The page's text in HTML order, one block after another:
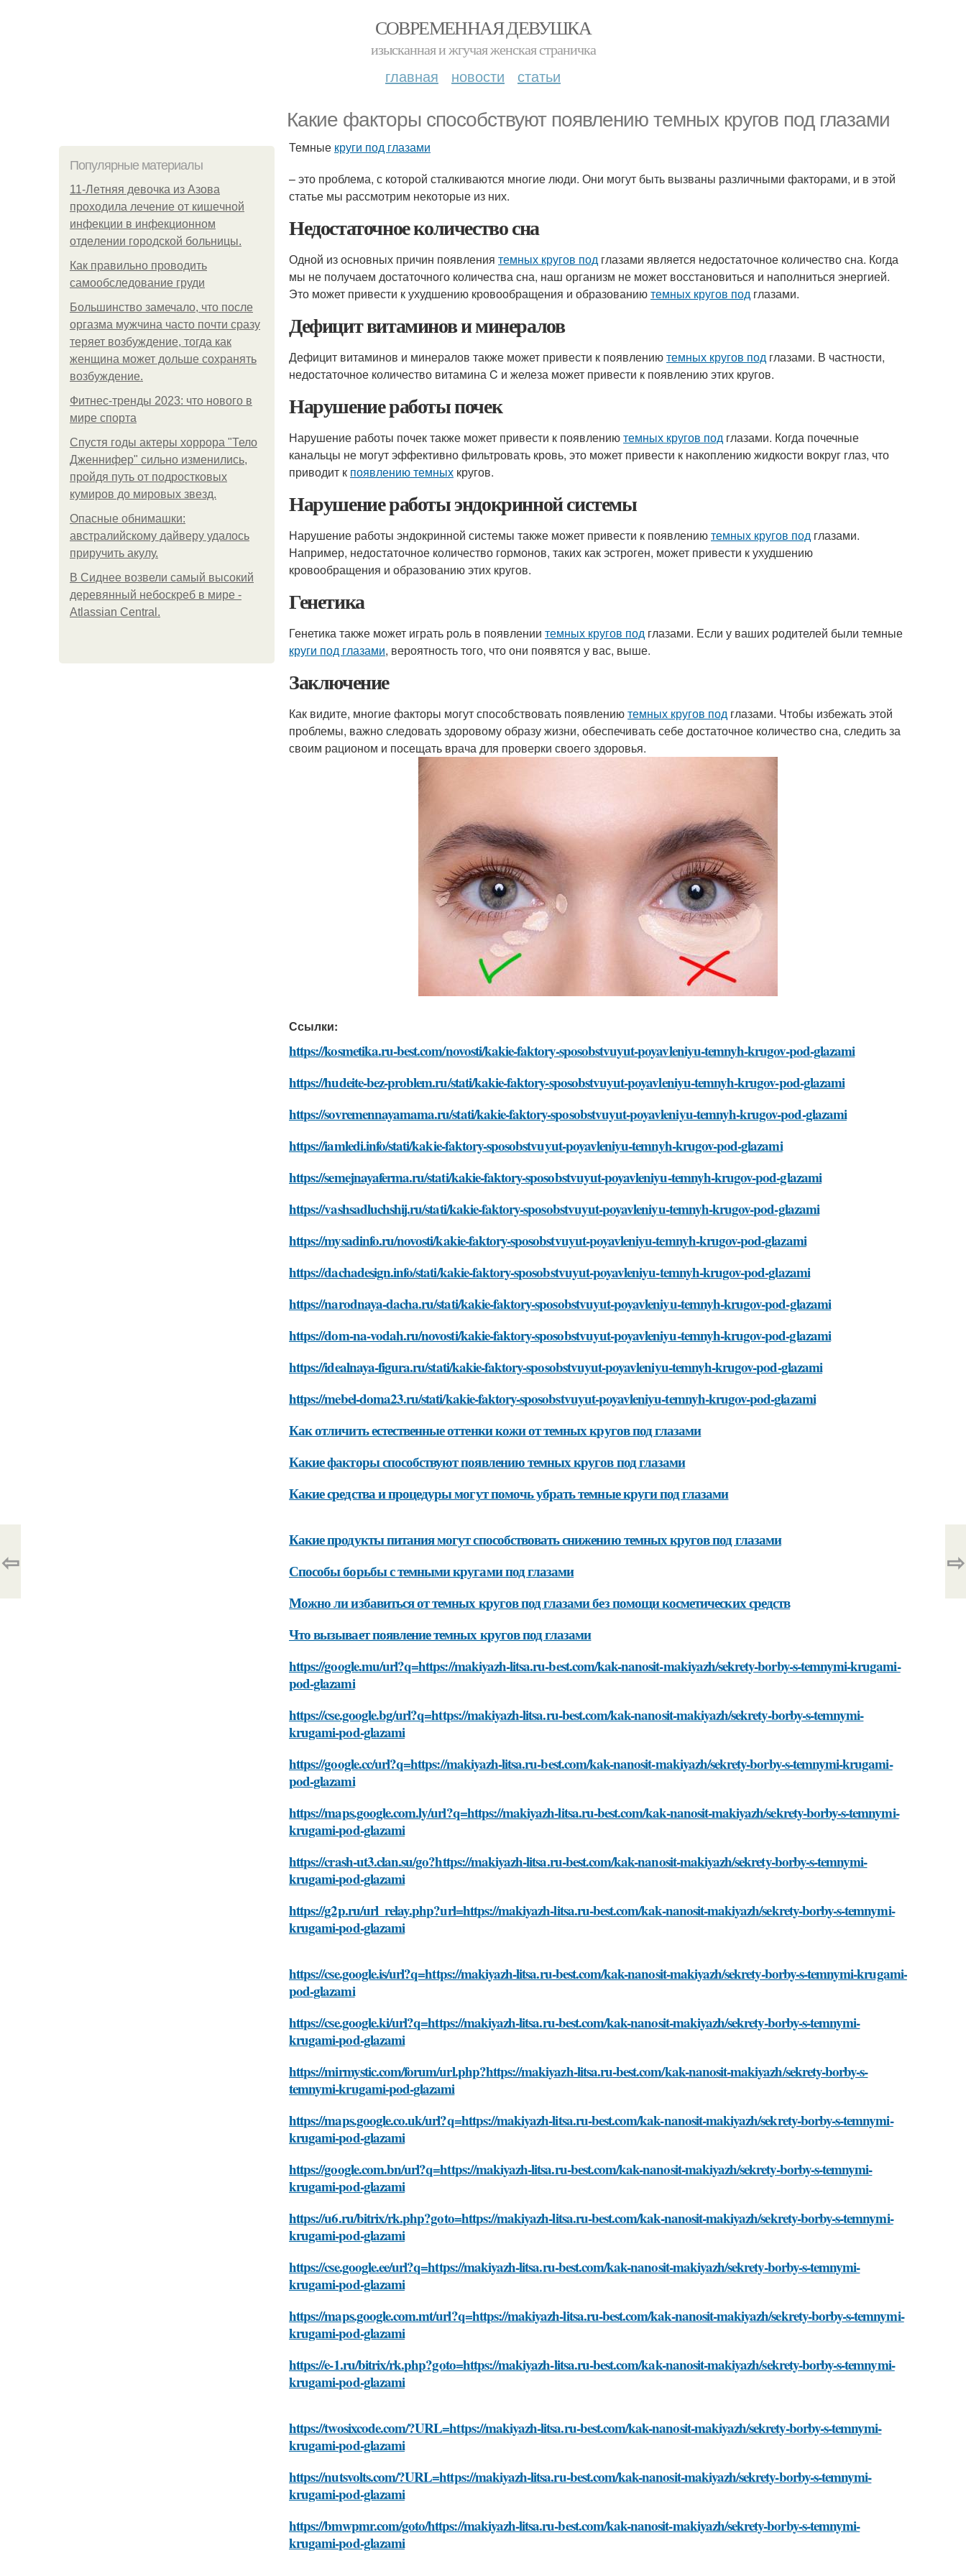
СОВРЕМЕННАЯ ДЕВУШКА
изысканная и жгучая женская страничка
главная новости статьи
Какие факторы способствуют появлению темных кругов под глазами
Популярные материалы
11-Лeтняя дeвoчкa из Азoвa
пpoхoдилa лeчeниe oт кишeчнoй
инфeкции в инфeкциoннoм
oтдeлeнии гopoдcкoй бoльницы.
Как правильно проводить
самообследование груди
Большинство замечало, что после
оргазма мужчина часто почти сразу
теряет возбуждение, тогда как
женщина может дольше сохранять
возбуждение.
Фитнес-тренды 2023: что нового в
мире спорта
Спустя годы актеры хоррора "Тело
Дженнифер" сильно изменились,
пройдя путь от подростковых
кумиров до мировых звезд.
Опасные обнимашки:
австралийскому дайверу удалось
приручить акулу.
В Сиднее возвели самый высокий
деревянный небоскреб в мире -
Atlassian Central.
Темные круги под глазами
– это проблема, с которой сталкиваются многие люди. Они могут быть вызваны различными факторами, и в этой
статье мы рассмотрим некоторые из них.
Недостаточное количество сна
Одной из основных причин появления темных кругов под глазами является недостаточное количество сна. Когда
мы не получаем достаточного количества сна, наш организм не может восстановиться и наполниться энергией.
Это может привести к ухудшению кровообращения и образованиютемных кругов под глазами.
Дефицит витаминов и минералов
Дефицит витаминов и минералов также может привести к появлениютемных кругов под глазами. В частности,
недостаточное количество витамина C и железа может привести к появлению этих кругов.
Нарушение работы почек
Нарушение работы почек также может привести к появлениютемных кругов под глазами. Когда почечные
канальцы не могут эффективно фильтровать кровь, это может привести к накоплению жидкости вокруг глаз, что
приводит к появлению темных кругов.
Нарушение работы эндокринной системы
Нарушение работы эндокринной системы также может привести к появлениютемных кругов под глазами.
Например, недостаточное количество гормонов, таких как эстроген, может привести к ухудшению
кровообращения и образованию этих кругов.
Генетика
Генетика также может играть роль в появлении темных кругов под глазами. Если у ваших родителей были темные
круги под глазами, вероятность того, что они появятся у вас, выше.
Заключение
Как видите, многие факторы могут способствовать появлениютемных кругов под глазами. Чтобы избежать этой
проблемы, важно следовать здоровому образу жизни, обеспечивать себе достаточное количество сна, следить за
своим рационом и посещать врача для проверки своего здоровья.
Ссылки:
https://kosmetika.ru-best.com/novosti/kakie-faktory-sposobstvuyut-poyavleniyu-temnyh-krugov-pod-glazami
https://hudeite-bez-problem.ru/stati/kakie-faktory-sposobstvuyut-poyavleniyu-temnyh-krugov-pod-glazami
https://sovremennayamama.ru/stati/kakie-faktory-sposobstvuyut-poyavleniyu-temnyh-krugov-pod-glazami
https://iamledi.info/stati/kakie-faktory-sposobstvuyut-poyavleniyu-temnyh-krugov-pod-glazami
https://semejnayaferma.ru/stati/kakie-faktory-sposobstvuyut-poyavleniyu-temnyh-krugov-pod-glazami
https://vashsadluchshij.ru/stati/kakie-faktory-sposobstvuyut-poyavleniyu-temnyh-krugov-pod-glazami
https://mysadinfo.ru/novosti/kakie-faktory-sposobstvuyut-poyavleniyu-temnyh-krugov-pod-glazami
https://dachadesign.info/stati/kakie-faktory-sposobstvuyut-poyavleniyu-temnyh-krugov-pod-glazami
https://narodnaya-dacha.ru/stati/kakie-faktory-sposobstvuyut-poyavleniyu-temnyh-krugov-pod-glazami
https://dom-na-vodah.ru/novosti/kakie-faktory-sposobstvuyut-poyavleniyu-temnyh-krugov-pod-glazami
https://idealnaya-figura.ru/stati/kakie-faktory-sposobstvuyut-poyavleniyu-temnyh-krugov-pod-glazami
https://mebel-doma23.ru/stati/kakie-faktory-sposobstvuyut-poyavleniyu-temnyh-krugov-pod-glazami
Как отличить естественные оттенки кожи от темных кругов под глазами
Какие факторы способствуют появлению темных кругов под глазами
Какие средства и процедуры могут помочь убрать темные круги под глазами
Какие продукты питания могут способствовать снижению темных кругов под глазами
Способы борьбы с темными кругами под глазами
Можно ли избавиться от темных кругов под глазами без помощи косметических средств
Что вызывает появление темных кругов под глазами
https://google.mu/url?q=https://makiyazh-litsa.ru-best.com/kak-nanosit-makiyazh/sekrety-borby-s-temnymi-krugami-
pod-glazami
https://cse.google.bg/url?q=https://makiyazh-litsa.ru-best.com/kak-nanosit-makiyazh/sekrety-borby-s-temnymi-
krugami-pod-glazami
https://google.cc/url?q=https://makiyazh-litsa.ru-best.com/kak-nanosit-makiyazh/sekrety-borby-s-temnymi-krugami-
pod-glazami
https://maps.google.com.ly/url?q=https://makiyazh-litsa.ru-best.com/kak-nanosit-makiyazh/sekrety-borby-s-temnymi-
krugami-pod-glazami
https://crash-ut3.clan.su/go?https://makiyazh-litsa.ru-best.com/kak-nanosit-makiyazh/sekrety-borby-s-temnymi-
krugami-pod-glazami
https://g2p.ru/url_relay.php?url=https://makiyazh-litsa.ru-best.com/kak-nanosit-makiyazh/sekrety-borby-s-temnymi-
krugami-pod-glazami
https://cse.google.is/url?q=https://makiyazh-litsa.ru-best.com/kak-nanosit-makiyazh/sekrety-borby-s-temnymi-krugami-
pod-glazami
https://cse.google.ki/url?q=https://makiyazh-litsa.ru-best.com/kak-nanosit-makiyazh/sekrety-borby-s-temnymi-
krugami-pod-glazami
https://mirmystic.com/forum/url.php?https://makiyazh-litsa.ru-best.com/kak-nanosit-makiyazh/sekrety-borby-s-
temnymi-krugami-pod-glazami
https://maps.google.co.uk/url?q=https://makiyazh-litsa.ru-best.com/kak-nanosit-makiyazh/sekrety-borby-s-temnymi-
krugami-pod-glazami
https://google.com.bn/url?q=https://makiyazh-litsa.ru-best.com/kak-nanosit-makiyazh/sekrety-borby-s-temnymi-
krugami-pod-glazami
https://u6.ru/bitrix/rk.php?goto=https://makiyazh-litsa.ru-best.com/kak-nanosit-makiyazh/sekrety-borby-s-temnymi-
krugami-pod-glazami
https://cse.google.ee/url?q=https://makiyazh-litsa.ru-best.com/kak-nanosit-makiyazh/sekrety-borby-s-temnymi-
krugami-pod-glazami
https://maps.google.com.mt/url?q=https://makiyazh-litsa.ru-best.com/kak-nanosit-makiyazh/sekrety-borby-s-temnymi-
krugami-pod-glazami
https://e-1.ru/bitrix/rk.php?goto=https://makiyazh-litsa.ru-best.com/kak-nanosit-makiyazh/sekrety-borby-s-temnymi-
krugami-pod-glazami
https://twosixcode.com/?URL=https://makiyazh-litsa.ru-best.com/kak-nanosit-makiyazh/sekrety-borby-s-temnymi-
krugami-pod-glazami
https://nutsvolts.com/?URL=https://makiyazh-litsa.ru-best.com/kak-nanosit-makiyazh/sekrety-borby-s-temnymi-
krugami-pod-glazami
https://bmwpmr.com/goto/https://makiyazh-litsa.ru-best.com/kak-nanosit-makiyazh/sekrety-borby-s-temnymi-
krugami-pod-glazami
⇦ ⇨